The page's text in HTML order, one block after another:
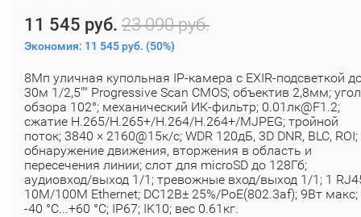
11 545 руб. 23 090 руб.
Экономия: 11 545 руб. (50%)
8Мп уличная купольная IP-камера с EXIR-подсветкой
30м 1/2,5"" Progressive Scan CMOS; объектив 2,8мм; угол
обзора 102°; механический ИК-фильтр; 0.01лк@F1.2;
сжатие H.265/H.265+/H.264/H.264+/MJPEG; тройной
поток; 3840 × 2160@15к/с; WDR 120дБ, 3D DNR, BLC, ROI;
обнаружение движения, вторжения в область и
пересечения линии; слот для microSD до 128Гб;
аудиовход/выход 1/1; тревожные вход/выход 1/1; 1
10M/100M Ethernet; DC12В± 25%/PoE(802.3af); 9Вт макс;
-40 °C...+60 °C; IP67; IK10; вес 0.61кг.